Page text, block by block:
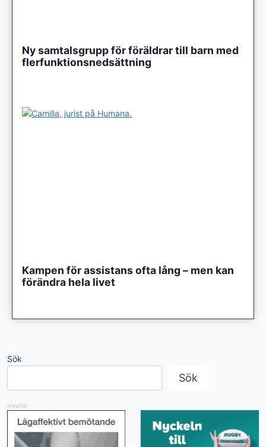
Ny samtalsgrupp för föräldrar till barn med
flerfunktionsnedsättning
Kampen för assistans ofta lång – men kan
förändra hela livet
Sök
Sök
ANNONS